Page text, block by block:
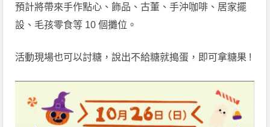
預計將帶來手作點心、飾品、古董、手沖咖啡、居家擺
設、毛孩零食等 10 個攤位。
活動現場也可以討糖，說出不給糖就搗蛋，即可拿糖果 !